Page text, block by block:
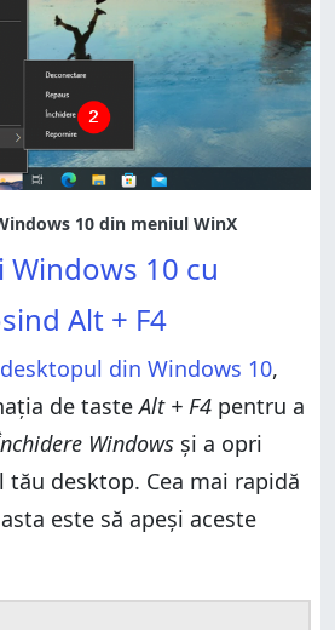
Windows 10 cu
Alt + F4
din Windows 10,
de tasteAlt + F4 pentru a
Windows și a opri
tău desktop. Cea mai rapidă
este să apeși aceste